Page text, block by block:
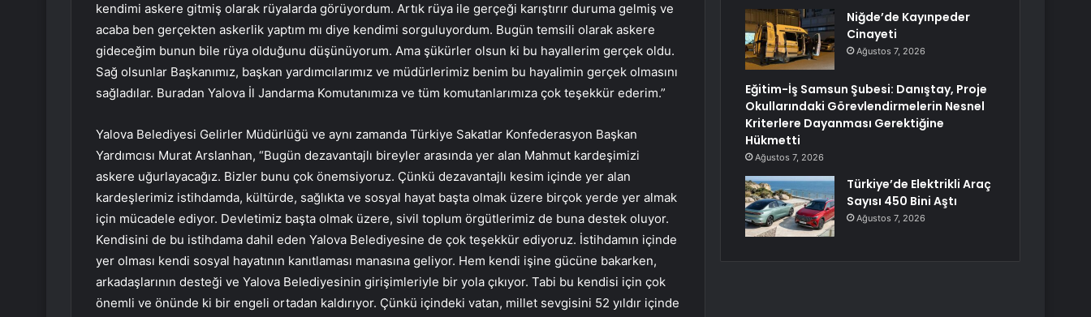
kendimi askere gitmiş olarak rüyalarda görüyordum. Artık rüya ile gerçeği karıştırır duruma gelmiş ve
acaba ben gerçekten askerlik yaptım mı diye kendimi sorguluyordum. Bugün temsili olarak askere
gideceğim bunun bile rüya olduğunu düşünüyorum. Ama şükürler olsun ki bu hayallerim gerçek oldu.
Sağ olsunlar Başkanımız, başkan yardımcılarımız ve müdürlerimiz benim bu hayalimin gerçek olmasını
sağladılar. Buradan Yalova İl Jandarma Komutanımıza ve tüm komutanlarımıza çok teşekkür ederim.”
Yalova Belediyesi Gelirler Müdürlüğü ve aynı zamanda Türkiye Sakatlar Konfederasyon Başkan
Yardımcısı Murat Arslanhan, “Bugün dezavantajlı bireyler arasında yer alan Mahmut kardeşimizi
askere uğurlayacağız. Bizler bunu çok önemsiyoruz. Çünkü dezavantajlı kesim içinde yer alan
kardeşlerimiz istihdamda, kültürde, sağlıkta ve sosyal hayat başta olmak üzere birçok yerde yer almak
için mücadele ediyor. Devletimiz başta olmak üzere, sivil toplum örgütlerimiz de buna destek oluyor.
Kendisini de bu istihdama dahil eden Yalova Belediyesine de çok teşekkür ediyoruz. İstihdamın içinde
yer olması kendi sosyal hayatının kanıtlaması manasına geliyor. Hem kendi işine gücüne bakarken,
arkadaşlarının desteği ve Yalova Belediyesinin girişimleriyle bir yola çıkıyor. Tabi bu kendisi için çok
önemli ve önünde ki bir engeli ortadan kaldırıyor. Çünkü içindeki vatan, millet sevgisini 52 yıldır içinde
Niğde’de Kayınpeder
Cinayeti
Ağustos 7, 2026
Eğitim-İş Samsun Şubesi: Danıştay, Proje
Okullarındaki Görevlendirmelerin Nesnel
Kriterlere Dayanması Gerektiğine
Hükmetti
Ağustos 7, 2026
Türkiye’de Elektrikli Araç
Sayısı 450 Bini Aştı
Ağustos 7, 2026